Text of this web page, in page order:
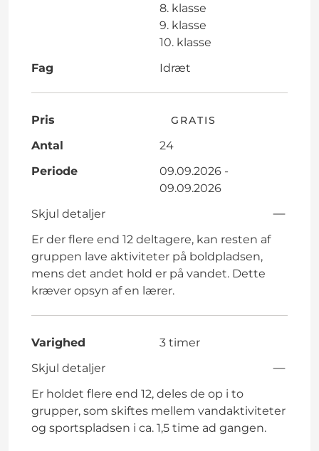
8. klasse
9. klasse
10. klasse
Fag
Idræt
Pris GRATIS
Antal
24
Periode
09.09.2026 -
09.09.2026
Skjul detaljer
Er der flere end 12 deltagere, kan resten af
gruppen lave aktiviteter på boldpladsen,
mens det andet hold er på vandet. Dette
kræver opsyn af en lærer.
Varighed
3 timer
Skjul detaljer
Er holdet flere end 12, deles de op i to
grupper, som skiftes mellem vandaktiviteter
og sportspladsen i ca. 1,5 time ad gangen.